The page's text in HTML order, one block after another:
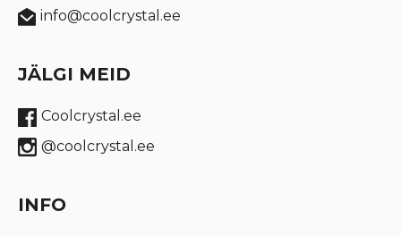
info@coolcrystal.ee
JÄLGI MEID
Coolcrystal.ee
@coolcrystal.ee
INFO